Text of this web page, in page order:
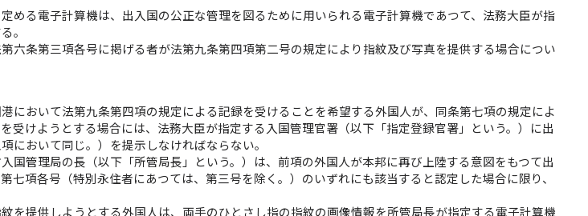
める電子計算機は、出入国の公正な管理を図るために用いられる電子計算機であつて、法務大臣が指
。
六条第三項各号に掲げる者が法第九条第四項第二号の規定により指紋及び写真を提供する場合につい
において法第九条第四項の規定による記録を受けることを希望する外国人が、同条第七項の規定によ
受けようとする場合には、法務大臣が指定する入国管理官署（以下「指定登録官署」という。）に出
において同じ。）を提示しなければならない。
国管理局の長（以下「所管局長」という。）は、前項の外国人が本邦に再び上陸する意図をもつて出
七項各号（特別永住者にあつては、第三号を除く。）のいずれにも該当すると認定した場合に限り、
を提供しようとする外国人は、両手のひとさし指の指紋の画像情報を所管局長が指定する電子計算機